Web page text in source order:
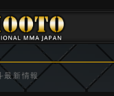
最新情報